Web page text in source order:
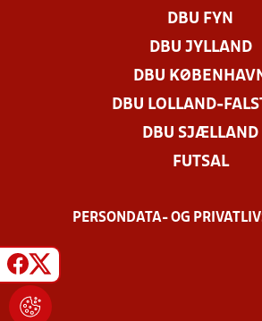
DBU FYN
DBU JYLLAND
DBU
DBU LOLLAND-
DBU SJÆLLAND
FUTSAL
PERSONDATA- OG